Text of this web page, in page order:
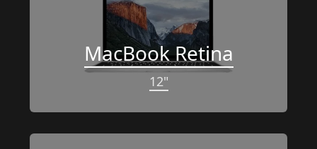
MacBook Retina
12"